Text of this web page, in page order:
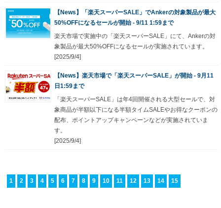
【News】「楽天スーパーSALE」でAnkerの対象製品が最大
50%OFFになるセールが開始 - 9/11 1:59まで
楽天市場で実施中の「楽天スーパーSALE」にて、Ankerの対
象製品が最大50%OFFになるセールが実施されています。
[2025/9/4]
【News】楽天市場で「楽天スーパーSALE」が開始 - 9月11
日1:59まで
「楽天スーパーSALE」は年4回開催される大型セールで、対
象商品が半額以下になる半額タイムSALEやお得なクーポンの
配布、ポイントアップキャンペーンなどが実施されていま
す。
[2025/9/4]
1 2 3 4 5 6 7 8 9 10 11 12 13 14 15